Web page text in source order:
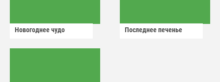
Новогоднее чудо Последнее печенье